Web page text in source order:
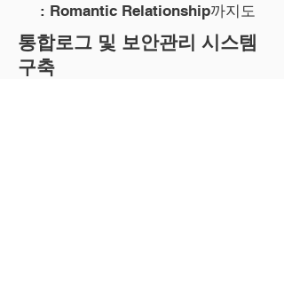
: Romantic Relationship까지도
통합로그 및 보안관리 시스템
구축